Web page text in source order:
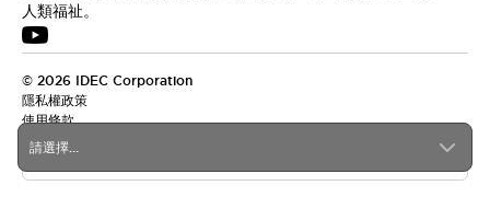
請選擇...
人類福祉。
© 2026 IDEC Corporation
隱私權政策
使用條款
台灣